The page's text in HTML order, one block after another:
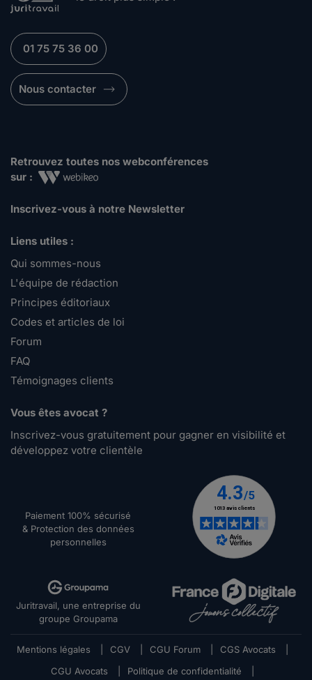
01 75 75 36 00
Nous contacter
Retrouvez toutes nos webconférences
sur :
Inscrivez-vous à notre Newsletter
Liens utiles :
Qui sommes-nous
L'équipe de rédaction
Principes éditoriaux
Codes et articles de loi
Forum
FAQ
Témoignages clients
Vous êtes avocat ?
Inscrivez-vous gratuitement pour gagner en visibilité et
développez votre clientèle
Paiement 100% sécurisé
& Protection des données
personnelles
Juritravail, une entreprise du
groupe Groupama
Mentions légales CGV CGU Forum CGS Avocats
CGU Avocats
Politique de confidentialité